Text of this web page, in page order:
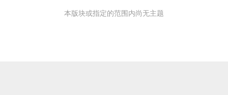
本版块或指定的范围内尚无主题